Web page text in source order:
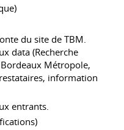
du site de TBM.
data (Recherche
Métropole,
information
entrants.